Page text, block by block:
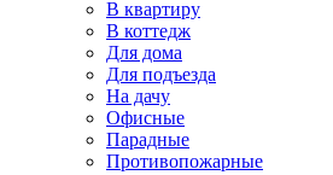
В квартиру
В коттедж
Для дома
Для подъезда
На дачу
Офисные
Парадные
Противопожарные